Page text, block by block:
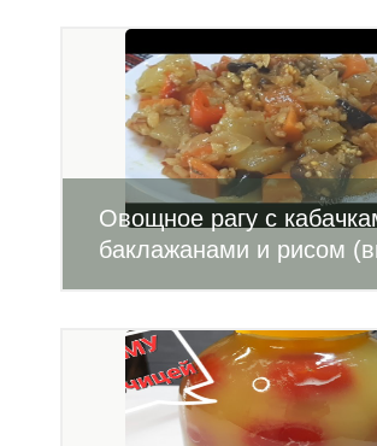
Овощное рагу с
баклажанами и рисом